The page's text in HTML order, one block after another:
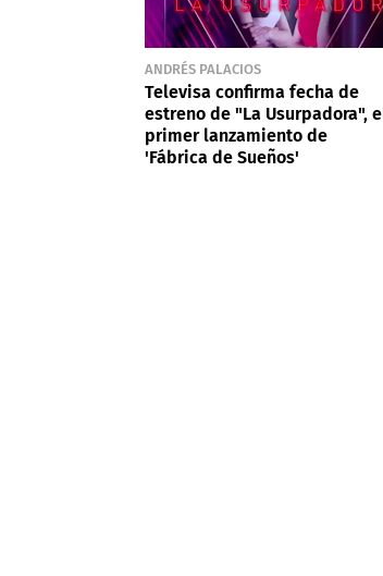
ANDRÉS PALACIOS
Televisa confirma fecha de
estreno de "La Usurpadora",
primer lanzamiento de
'Fábrica de Sueños'